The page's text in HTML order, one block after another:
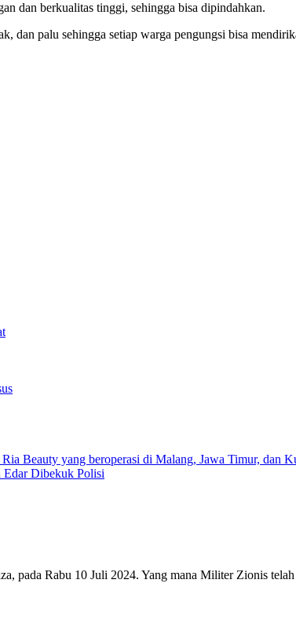
dan berkualitas tinggi, sehingga bisa dipindahkan.
dan palu sehingga setiap warga pengungsi bisa
Edar Dibekuk Polisi
pada Rabu 10 Juli 2024. Yang mana Militer Zionis